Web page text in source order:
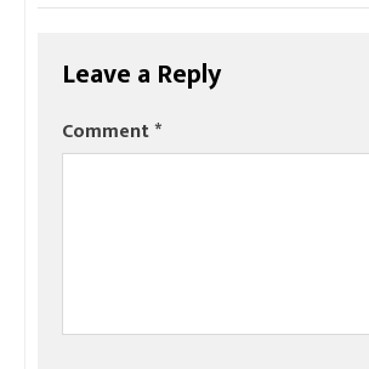
Leave a Reply
Comment*